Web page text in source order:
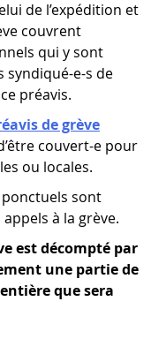
de l’expédition et
couvrent
qui y sont
syndiqué-e-s de
préavis.
de grève
couvert-e pour
ou locales.
ponctuels sont
à la grève.
est décompté par
une partie de
que sera